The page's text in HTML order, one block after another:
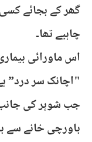
چاہیے تھا۔
اس ماورائی
"اچانک سر درد”
جب شوہر کی
باورچی خانے سے